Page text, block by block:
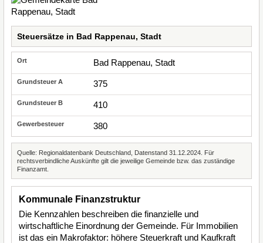
Steuersätze in Bad Rappenau, Stadt
Bad Rappenau, Stadt
375
410
380
Quelle: Regionaldatenbank Deutschland, Datenstand 31.12.2024. Für
rechtsverbindliche Auskünfte gilt die jeweilige Gemeinde bzw. das zuständige
Finanzamt.
Kommunale Finanzstruktur
Die Kennzahlen beschreiben die finanzielle und
wirtschaftliche Einordnung der Gemeinde. Für Immobilien
ist das ein Makrofaktor: höhere Steuerkraft und Kaufkraft